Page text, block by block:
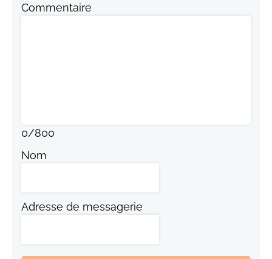
Commentaire
0/800
Nom
Adresse de messagerie